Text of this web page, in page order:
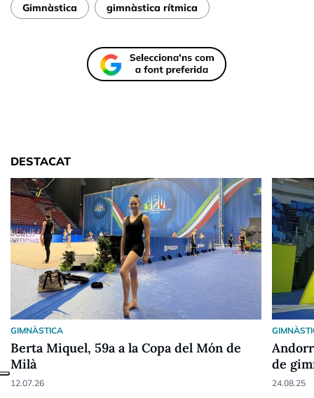
Gimnàstica gimnàstica rítmica
DESTACAT
GIMNÀSTICA
Berta Miquel, 59a a la Copa del Món de
Milà
12.07.26
de
24.08.25